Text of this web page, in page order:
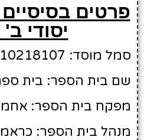
פרטים
יסודי
סמל מוסד: 10218107
שם בית הספר: בית ספר
מפקח בית הספר:
מנהל בית הספר: